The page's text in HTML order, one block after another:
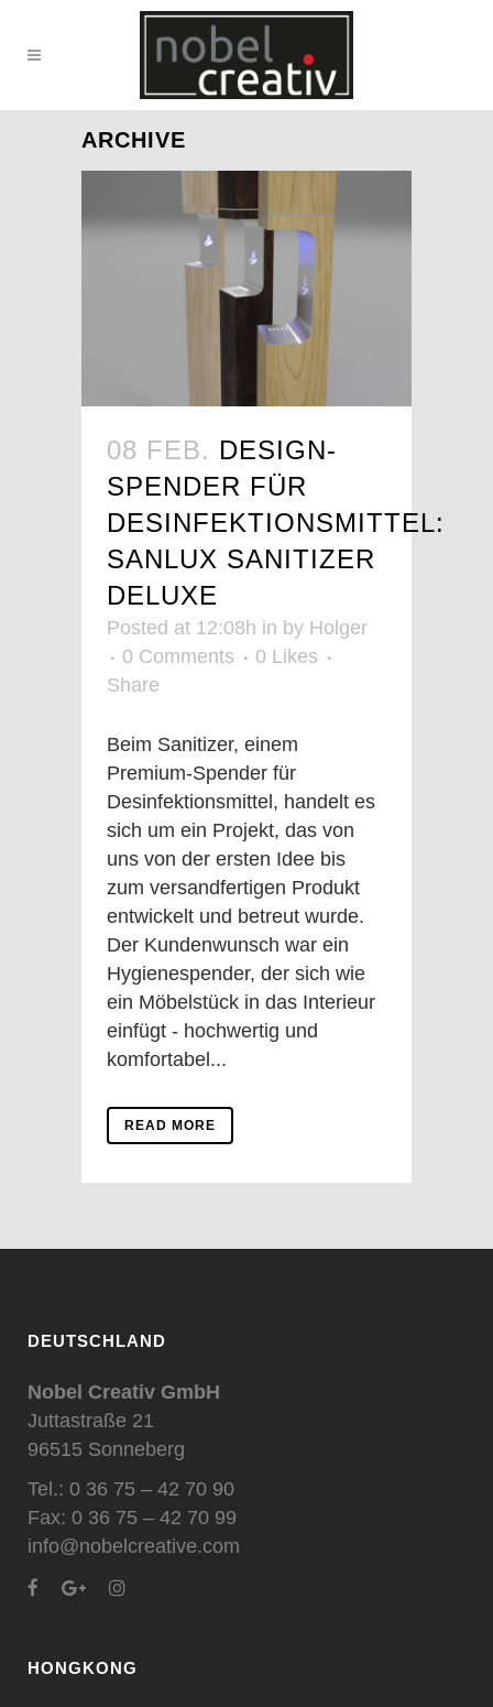
ARCHIVE
08 FEB. DESIGN-
SPENDER FÜR
DESINFEKTIONSMITTEL:
SANLUX SANITIZER
DELUXE
Posted at 12:08h in by Holger
0 Comments
0 Likes
Share
Beim Sanitizer, einem
Premium-Spender für
Desinfektionsmittel, handelt es
sich um ein Projekt, das von
uns von der ersten Idee bis
zum versandfertigen Produkt
entwickelt und betreut wurde.
Der Kundenwunsch war ein
Hygienespender, der sich wie
ein Möbelstück in das Interieur
einfügt - hochwertig und
komfortabel...
READ MORE
DEUTSCHLAND
Nobel Creativ GmbH
Juttastraße 21
96515 Sonneberg
Tel.: 0 36 75 – 42 70 90
Fax: 0 36 75 – 42 70 99
info@nobelcreative.com
HONGKONG